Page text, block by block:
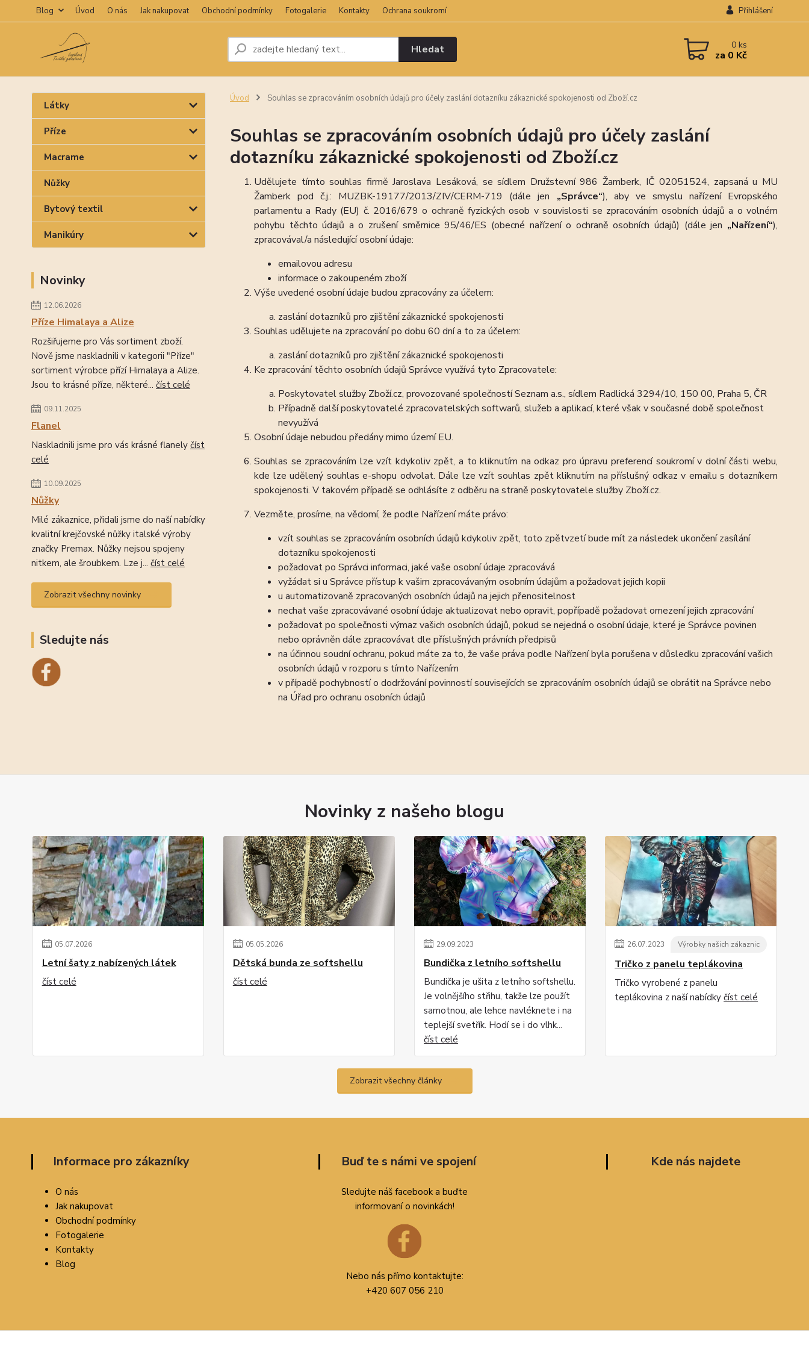
Blog Úvod O nás Jak nakupovat Obchodní podmínky Fotogalerie Kontakty Ochrana soukromí Přihlášení
Hledat 0ks
za 0 Kč
Látky
Příze
Macrame
Nůžky
Bytový textil
Manikúry
Novinky
12.06.2026
Příze Himalaya a Alize
Rozšiřujeme pro Vás sortiment zboží.
Nově jsme naskladnili v kategorii "Příze"
sortiment výrobce přízí Himalaya a Alize.
Jsou to krásné příze, některé... číst celé
09.11.2025
Flanel
Naskladnili jsme pro vás krásné flanely číst
celé
10.09.2025
Nůžky
Milé zákaznice, přidali jsme do naší nabídky
kvalitní krejčovské nůžky italské výroby
značky Premax. Nůžky nejsou spojeny
nitkem, ale šroubkem. Lze j... číst celé
Zobrazit všechny novinky
Sledujte nás
Úvod Souhlas se zpracováním osobních údajů pro účely zaslání dotazníku zákaznické spokojenosti od Zboží.cz
Souhlas se zpracováním osobních údajů pro účely zaslání
dotazníku zákaznické spokojenosti od Zboží.cz
Udělujete tímto souhlas firmě Jaroslava Lesáková, se sídlem Družstevní 986 Žamberk, IČ 02051524, zapsaná u MU
Žamberk pod č.j.: MUZBK-19177/2013/ZIV/CERM-719 (dále jen „Správce“), aby ve smyslu nařízení Evropského
parlamentu a Rady (EU) č. 2016/679 o ochraně fyzických osob v souvislosti se zpracováním osobních údajů a o volném
pohybu těchto údajů a o zrušení směrnice 95/46/ES (obecné nařízení o ochraně osobních údajů) (dále jen „Nařízení“),
zpracovával/a následující osobní údaje:
emailovou adresu
informace o zakoupeném zboží
Výše uvedené osobní údaje budou zpracovány za účelem:
zaslání dotazníků pro zjištění zákaznické spokojenosti
Souhlas udělujete na zpracování po dobu 60 dní a to za účelem:
zaslání dotazníků pro zjištění zákaznické spokojenosti
Ke zpracování těchto osobních údajů Správce využívá tyto Zpracovatele:
Poskytovatel služby Zboží.cz, provozované společností Seznam a.s., sídlem Radlická 3294/10, 150 00, Praha 5, ČR
Případně další poskytovatelé zpracovatelských softwarů, služeb a aplikací, které však v současné době společnost
nevyužívá
Osobní údaje nebudou předány mimo území EU.
Souhlas se zpracováním lze vzít kdykoliv zpět, a to kliknutím na odkaz pro úpravu preferencí soukromí v dolní části webu,
kde lze udělený souhlas e-shopu odvolat. Dále lze vzít souhlas zpět kliknutím na příslušný odkaz v emailu s dotazníkem
spokojenosti. V takovém případě se odhlásíte z odběru na straně poskytovatele služby Zboží.cz.
Vezměte, prosíme, na vědomí, že podle Nařízení máte právo:
vzít souhlas se zpracováním osobních údajů kdykoliv zpět, toto zpětvzetí bude mít za následek ukončení zasílání
dotazníku spokojenosti
požadovat po Správci informaci, jaké vaše osobní údaje zpracovává
vyžádat si u Správce přístup k vašim zpracovávaným osobním údajům a požadovat jejich kopii
u automatizovaně zpracovaných osobních údajů na jejich přenositelnost
nechat vaše zpracovávané osobní údaje aktualizovat nebo opravit, popřípadě požadovat omezení jejich zpracování
požadovat po společnosti výmaz vašich osobních údajů, pokud se nejedná o osobní údaje, které je Správce povinen
nebo oprávněn dále zpracovávat dle příslušných právních předpisů
na účinnou soudní ochranu, pokud máte za to, že vaše práva podle Nařízení byla porušena v důsledku zpracování vašich
osobních údajů v rozporu s tímto Nařízením
v případě pochybností o dodržování povinností souvisejících se zpracováním osobních údajů se obrátit na Správce nebo
na Úřad pro ochranu osobních údajů
Novinky z našeho blogu
05.07.2026
Letní šaty z nabízených látek
číst celé
05.05.2026
Dětská bunda ze softshellu
číst celé
29.09.2023
Bundička z letního softshellu
Bundička je ušita z letního softshellu.
Je volnějšího střihu, takže lze použít
samotnou, ale lehce navléknete i na
teplejší svetřík. Hodí se i do vlhk...
číst celé
26.07.2023 Výrobky našich zákaznic
Tričko z panelu teplákovina
Tričko vyrobené z panelu
teplákovina z naší nabídkyčíst celé
Zobrazit všechny články
Informace pro zákazníky
O nás
Jak nakupovat
Obchodní podmínky
Fotogalerie
Kontakty
Blog
Buď te s námi ve spojení
Sledujte náš facebook a buďte
informovaní o novinkách!
Nebo nás přímo kontaktujte:
+420 607 056 210
Kde nás najdete